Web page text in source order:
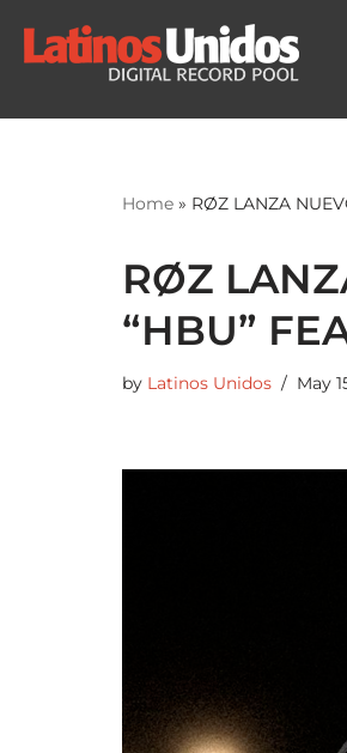
Skip
Home » RØZ LANZA
RØZ
“HBU”
by Latinos Unidos May